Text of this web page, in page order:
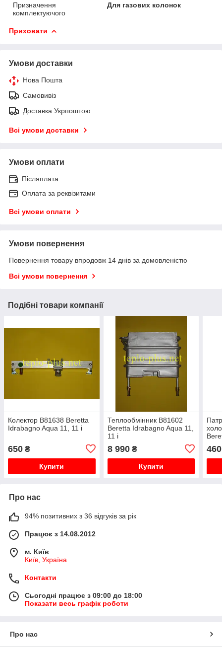
Призначення
комплектуючого
Для газових колонок
Приховати
Умови доставки
Нова Пошта
Самовивіз
Доставка Укрпоштою
Всі умови доставки
Умови оплати
Післяплата
Оплата за реквізитами
Всі умови оплати
Умови повернення
Повернення товару впродовж 14 днів за домовленістю
Всі умови повернення
Подібні товари компанії
Колектор B81638 Beretta
Idrabagno Aqua 11, 11 i
650 ₴
Купити
Теплообмінник B81602
Beretta Idrabagno Aqua 11,
11 i
8 990₴
Купити
460
Про нас
94% позитивних з 36 відгуків за рік
Працює з 14.08.2012
м. Київ
Київ, Україна
Контакти
Сьогодні працює з 09:00 до 18:00
Показати весь графік роботи
Про нас